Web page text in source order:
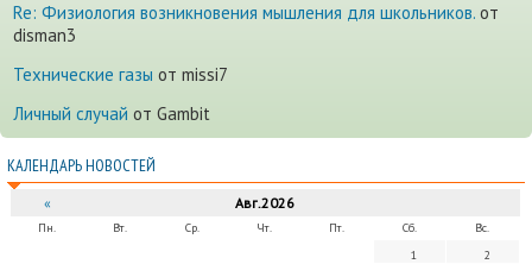
Re: Физиология возникновения мышления для школьников. от
disman3
Технические газы от missi7
Личный случай от Gambit
КАЛЕНДАРЬ НОВОСТЕЙ
« Авг.2026
Пн. Вт. Ср. Чт. Пт. Сб.
Вс.
1
2